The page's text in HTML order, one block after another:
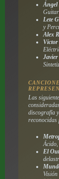
Ángel
Lete
y
Alex
Víctor
Las
discografía
Ácido,
El